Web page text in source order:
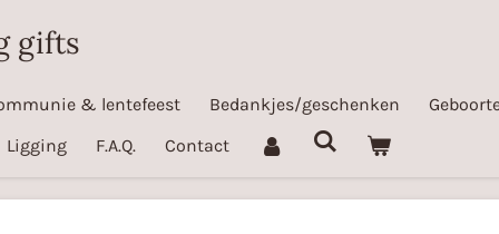
gifts
& lentefeest Bedankjes/geschenken
Ligging
F.A.Q. Contact